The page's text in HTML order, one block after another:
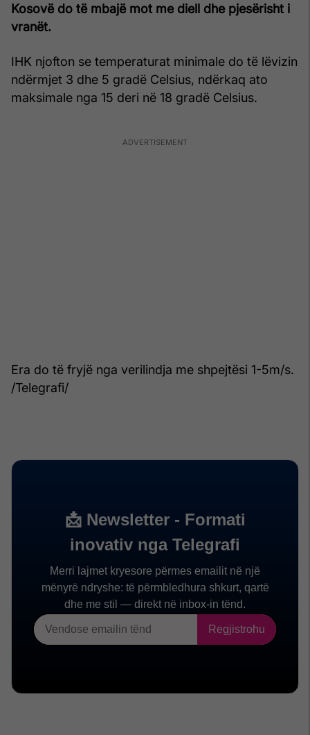
Kosovë do të mbajë mot me diell dhe pjesërisht i
vranët.
IHK njofton se temperaturat minimale do të lëvizin
ndërmjet 3 dhe 5 gradë Celsius, ndërkaq ato
maksimale nga 15 deri në 18 gradë Celsius.
Era do të fryjë nga verilindja me shpejtësi 1-5m/s.
/Telegrafi/